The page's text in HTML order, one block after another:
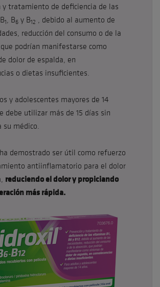
y tratamiento de deficiencia de las
1, B6 y B12 , debido al aumento de
reducción del consumo o de la
podrían manifestarse como
dolor de espalda, en
o dietas insuficientes.
y adolescentes mayores de 14
debe utilizar más de 15 días sin
su médico.
demostrado ser útil como refuerzo
antiinflamatorio para el dolor
reduciendo el dolor y propiciando
más rápida.